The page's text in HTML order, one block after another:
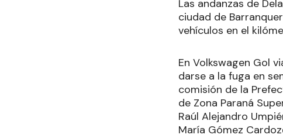
Las andanzas de
ciudad de
vehículos en el
En Volkswagen Gol
darse a la fuga en
comisión de la
de Zona Paraná
Raúl Alejandro
María Gómez